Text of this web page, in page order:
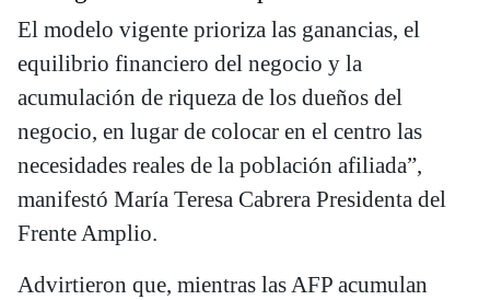
El modelo vigente prioriza las ganancias, el
equilibrio financiero del negocio y la
acumulación de riqueza de los dueños del
negocio, en lugar de colocar en el centro las
necesidades reales de la población afiliada”,
manifestó María Teresa Cabrera Presidenta del
Frente Amplio.
Advirtieron que, mientras las AFP acumulan